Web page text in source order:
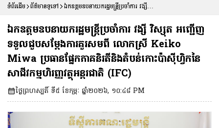
ទំព័រដើម ព័ត៌មានទូទៅ ឯកឧត្តមឧបនាយករដ្ឋមន្ត្រីប្រចាំការ វង្សី
វិស្សុត អញ្ជើញទទួលជួបសម្តែងការគួរសមពី
លោកស្រី Keiko Miwa ប្រធាន
ផ្នែកភាគនិរតីនិងតំបន់កោះប៉ាស៊ីហ្វិកនៃសាជីវ
កម្មហិរញ្ញវត្ថុអន្តរជាតិ (IFC)
ឯកឧត្តមឧបនាយករដ្ឋមន្ត្រីប្រចាំការ វង្សី វិស្សុត អញ្ជើញ
ទទួលជួបសម្តែងការគួរសមពី លោកស្រី Keiko
Miwa ប្រធានផ្នែកភាគនិរតីនិងតំបន់កោះប៉ាស៊ីហ្វិកនៃ
សាជីវកម្មហិរញ្ញវត្ថុអន្តរជាតិ (IFC)
ថ្ងៃព្រហស្បតិ៍ ទី៥ ខែកុម្ភៈ ឆ្នាំ២០២៦, ១០:៤៨ PM